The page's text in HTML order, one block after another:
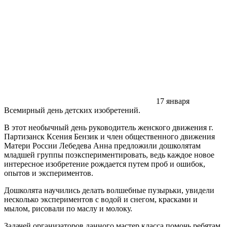
17 января
Всемирный день детских изобретений.
В этот необычный день руководитель женского движения г.
Партизанск Ксения Бензик и член общественного движения
Матери России Лебедева Анна предложили дошколятам
младшей группы поэкспериментировать, ведь каждое новое
интересное изобретение рождается путем проб и ошибок,
опытов и экспериментов.
Дошколята научились делать волшебные пузырьки, увидели
несколько экспериментов с водой и снегом, красками и
мылом, рисовали по маслу и молоку.